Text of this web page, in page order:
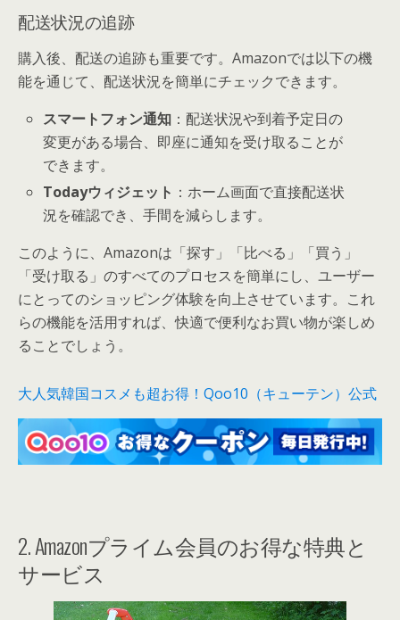
配送状況の追跡
購入後、配送の追跡も重要です。Amazonでは以下の機
能を通じて、配送状況を簡単にチェックできます。
スマートフォン通知 ：配送状況や到着予定日の
変更がある場合、即座に通知を受け取ることが
できます。
Todayウィジェット ：ホーム画面で直接配送状
況を確認でき、手間を減らします。
このように、Amazonは「探す」「比べる」「買う」
「受け取る」のすべてのプロセスを簡単にし、ユーザー
にとってのショッピング体験を向上させています。これ
らの機能を活用すれば、快適で便利なお買い物が楽しめ
ることでしょう。
大人気韓国コスメも超お得！Qoo10（キューテン）公式
2. Amazonプライム会員のお得な特典と
サービス